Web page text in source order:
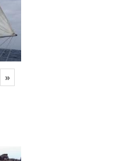
»